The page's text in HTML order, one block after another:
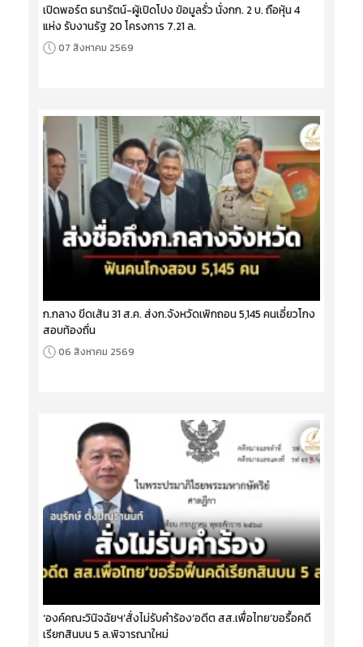
เปิดพอร์ต ธนารัตน์-ผู้เปิดโปง ข้อมูลรั่ว นั่งกก. 2 บ. ถือหุ้น 4
แห่ง รับงานรัฐ 20 โครงการ 7.21 ล.
07 สิงหาคม 2569
ก.กลาง ขีดเส้น 31 ส.ค. ส่งก.จังหวัดเพิกถอน 5,145 คนเอี่ยวโกง
สอบท้องถิ่น
06 สิงหาคม 2569
‘องค์คณะวินิจฉัยฯ’สั่งไม่รับคำร้อง‘อดีต สส.เพื่อไทย’ขอรื้อคดี
เรียกสินบน 5 ล.พิจารณาใหม่